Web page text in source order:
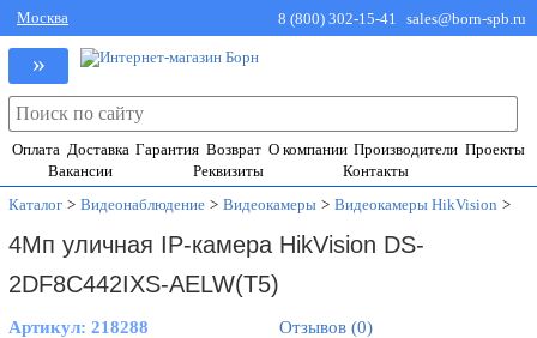
Москва 8 (800) 302-15-41 sales@born-spb.ru
»
Оплата Доставка Гарантия Возврат О компании Производители Проекты
Вакансии
Реквизиты
Контакты
Каталог > Видеонаблюдение > Видеокамеры > Видеокамеры HikVision >
4Мп уличная IP-камера HikVision DS-
2DF8C442IXS-AELW(T5)
Артикул:218288
Отзывов (0)